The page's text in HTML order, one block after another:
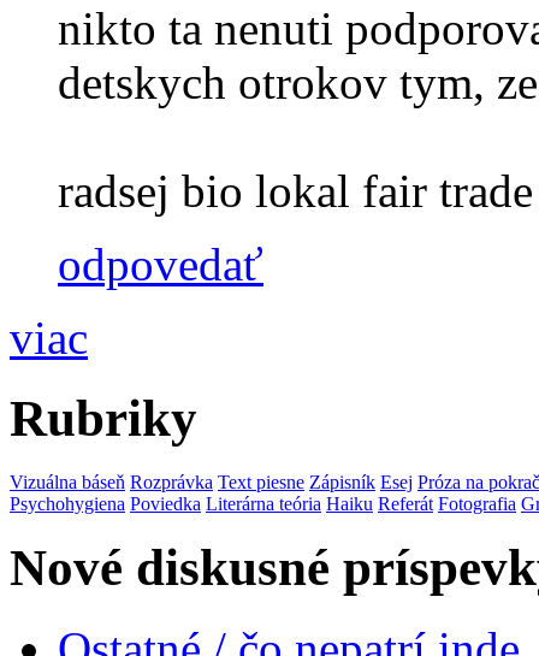
nikto ta nenuti
detskych otrokov tym,
radsej bio lokal fair
odpovedať
viac
Rubriky
Vizuálna báseň Rozprávka Text piesne Zápisník Esej Próza na
Psychohygiena Poviedka Literárna teória Haiku Referát Fotografia
Nové diskusné